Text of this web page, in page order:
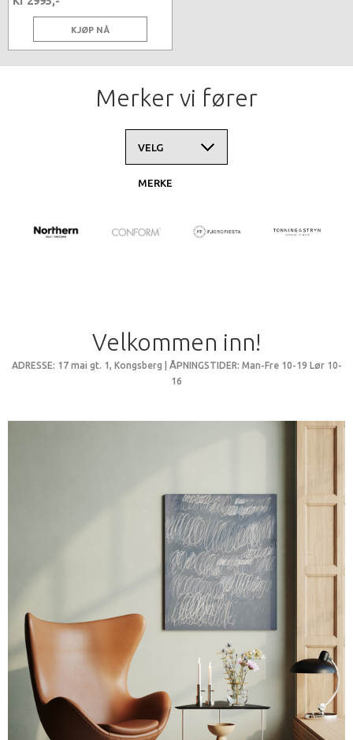
KJØP NÅ
Merker vi fører
VELG
MERKE
Velkommen inn!
ADRESSE: 17 mai gt. 1, Kongsberg | ÅPNINGSTIDER: Man-Fre 10-19 Lør 10-
16